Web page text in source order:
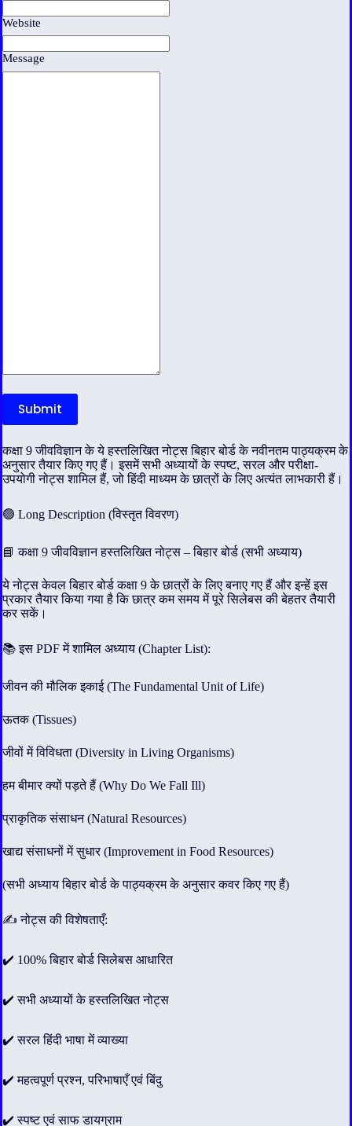
Website
Message
Submit
कक्षा 9 जीवविज्ञान के ये हस्तलिखित नोट्स बिहार बोर्ड के नवीनतम पाठ्यक्रम के
अनुसार तैयार किए गए हैं। इसमें सभी अध्यायों के स्पष्ट, सरल और परीक्षा-
उपयोगी नोट्स शामिल हैं, जो हिंदी माध्यम के छात्रों के लिए अत्यंत लाभकारी हैं।
🟢 Long Description (विस्तृत विवरण)
📘 कक्षा 9 जीवविज्ञान हस्तलिखित नोट्स – बिहार बोर्ड (सभी अध्याय)
ये नोट्स केवल बिहार बोर्ड कक्षा 9 के छात्रों के लिए बनाए गए हैं और इन्हें इस
प्रकार तैयार किया गया है कि छात्र कम समय में पूरे सिलेबस की बेहतर तैयारी
कर सकें।
📚 इस PDF में शामिल अध्याय (Chapter List):
जीवन की मौलिक इकाई (The Fundamental Unit of Life)
ऊतक (Tissues)
जीवों में विविधता (Diversity in Living Organisms)
हम बीमार क्यों पड़ते हैं (Why Do We Fall Ill)
प्राकृतिक संसाधन (Natural Resources)
खाद्य संसाधनों में सुधार (Improvement in Food Resources)
(सभी अध्याय बिहार बोर्ड के पाठ्यक्रम के अनुसार कवर किए गए हैं)
✍️ नोट्स की विशेषताएँ:
✔️ 100% बिहार बोर्ड सिलेबस आधारित
✔️ सभी अध्यायों के हस्तलिखित नोट्स
✔️ सरल हिंदी भाषा में व्याख्या
✔️ महत्वपूर्ण प्रश्न, परिभाषाएँ एवं बिंदु
✔️ स्पष्ट एवं साफ डायग्राम